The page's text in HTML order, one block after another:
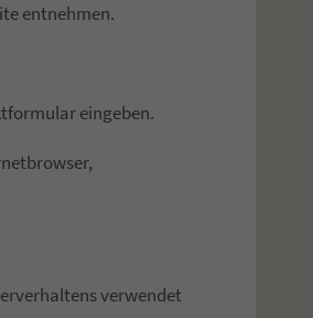
entnehmen.
eingeben.
verwendet